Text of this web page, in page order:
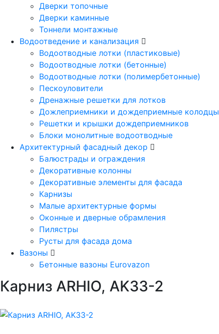
Дверки топочные
Дверки каминные
Тоннели монтажные
Водоотведение и канализация
Водоотводные лотки (пластиковые)
Водоотводные лотки (бетонные)
Водоотводные лотки (полимербетонные)
Пескоуловители
Дренажные решетки для лотков
Дожлеприемники и дождеприемные колодцы
Решетки и крышки дождеприемников
Блоки монолитные водоотводные
Архитектурный фасадный декор
Балюстрады и ограждения
Декоративные колонны
Декоративные элементы для фасада
Карнизы
Малые архитектурные формы
Оконные и дверные обрамления
Пилястры
Русты для фасада дома
Вазоны
Бетонные вазоны Eurovazon
Карниз ARHIO, AK33-2